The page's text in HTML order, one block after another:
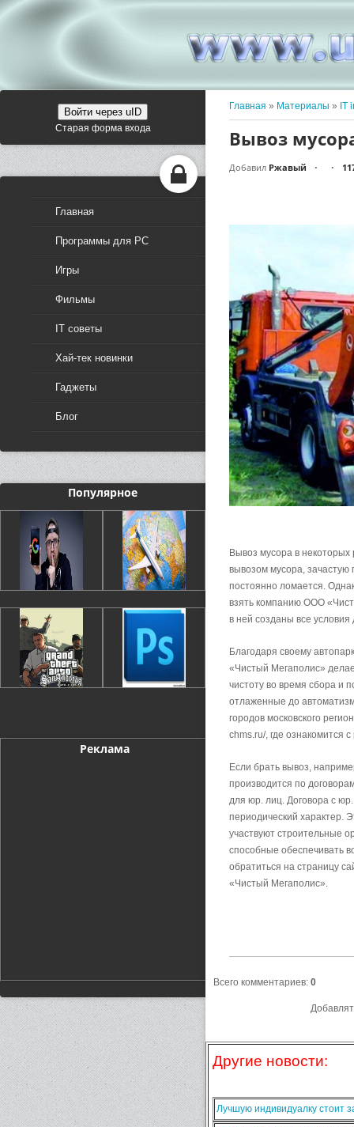
Войти через uID
Старая форма входа
Главная
Программы для PC
Игры
Фильмы
IT советы
Хай-тек новинки
Гаджеты
Блог
Популярное
Реклама
Главная » Материалы » IT
Вывоз
Добавил Ржавый • •
Вывоз мусора в
вывозом мусора, зачастую
постоянно ломается.
взять компанию ООО
в ней созданы все
Благодаря своему
«Чистый Мегаполис»
чистоту во время сбора и
отлаженные до
городов московского
chms.ru/, где ознакомится
Если брать вывоз,
производится по
для юр. лиц. Договора с
периодический характер.
участвуют строительные
способные обеспечивать
обратиться на страницу
«Чистый Мегаполис».
Всего комментариев: 0
Другие новости:
Лучшую индивидуалку стоит